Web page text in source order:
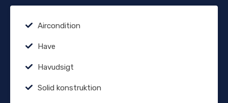
Aircondition
Have
Havudsigt
Solid konstruktion